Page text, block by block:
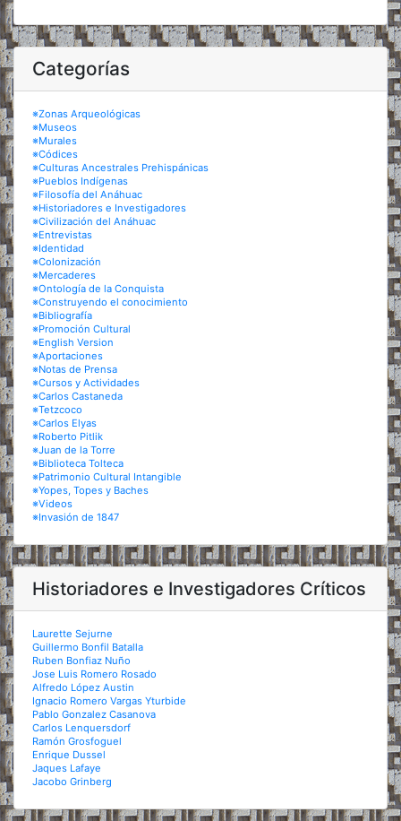
Categorías
※Zonas Arqueológicas
※Museos
※Murales
※Códices
※Culturas Ancestrales Prehispánicas
※Pueblos Indígenas
※Filosofía del Anáhuac
※Historiadores e Investigadores
※Civilización del Anáhuac
※Entrevistas
※Identidad
※Colonización
※Mercaderes
※Ontología de la Conquista
※Construyendo el conocimiento
※Bibliografía
※Promoción Cultural
※English Version
※Aportaciones
※Notas de Prensa
※Cursos y Actividades
※Carlos Castaneda
※Tetzcoco
※Carlos Elyas
※Roberto Pitlik
※Juan de la Torre
※Biblioteca Tolteca
※Patrimonio Cultural Intangible
※Yopes, Topes y Baches
※Videos
※Invasión de 1847
Historiadores e Investigadores Críticos
Laurette Sejurne
Guillermo Bonfil Batalla
Ruben Bonfiaz Nuño
Jose Luis Romero Rosado
Alfredo López Austin
Ignacio Romero Vargas Yturbide
Pablo Gonzalez Casanova
Carlos Lenquersdorf
Ramón Grosfoguel
Enrique Dussel
Jaques Lafaye
Jacobo Grinberg